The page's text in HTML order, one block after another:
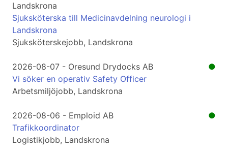
Landskrona
Sjuksköterska till Medicinavdelning neurologi i
Landskrona
Sjuksköterskejobb, Landskrona
●
2026-08-07 - Oresund Drydocks AB
Vi söker en operativ Safety Officer
Arbetsmiljöjobb, Landskrona
●
2026-08-06 - Emploid AB
Trafikkoordinator
Logistikjobb, Landskrona